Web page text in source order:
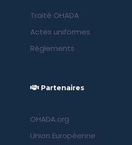
Traité OHADA
Actes uniformes
Règlements
Partenaires
OHADA.org
Union Européenne